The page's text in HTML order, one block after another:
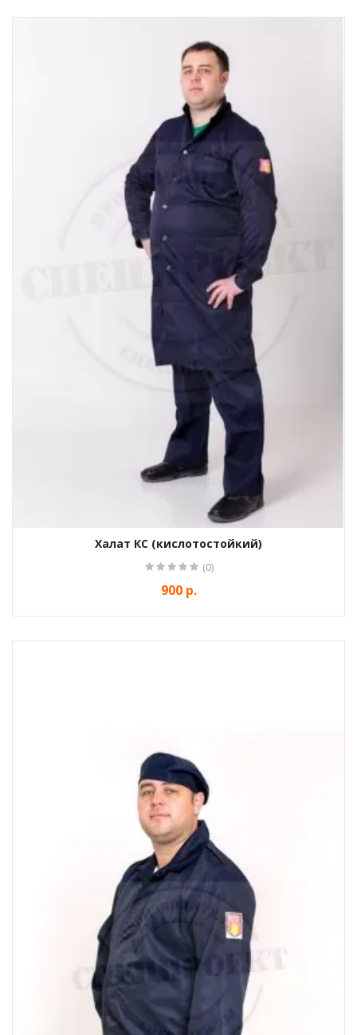
Халат КС (кислотостойкий)
(0)
900 р.